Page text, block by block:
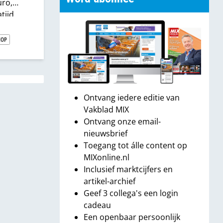
over
zie ik
Ontvang iedere editie van
Vakblad MIX
Ontvang onze email-
nieuwsbrief
Toegang tot álle content op
MIXonline.nl
Inclusief marktcijfers en
artikel-archief
Geef 3 collega's een login
cadeau
Een openbaar persoonlijk